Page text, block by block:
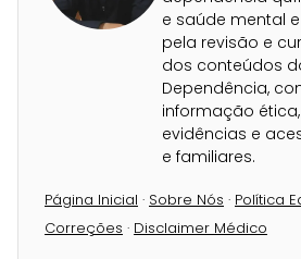
e saúde mental
pela revisão e
dos conteúdos
Dependência,
informação
evidências e
e familiares.
Página Inicial · Sobre Nós · Política
Correções · Disclaimer Médico